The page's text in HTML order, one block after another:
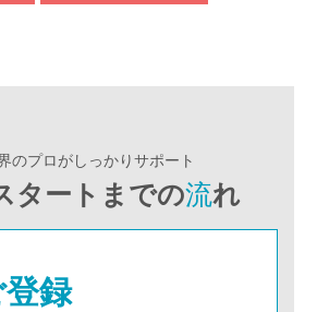
のプロがしっかりサポート
タートまでの流れ
録